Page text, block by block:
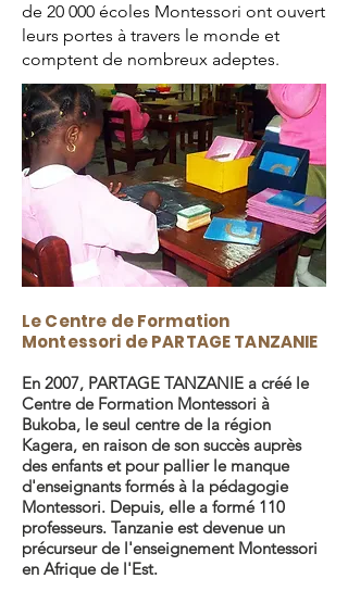
de 20 000 écoles Montessori ont ouvert
leurs portes à travers le monde et
comptent de nombreux adeptes.
Le Centre de Formation
Montessori de PARTAGE TANZANIE
En 2007, PARTAGE TANZANIE a créé le
Centre de Formation Montessori à
Bukoba, le seul centre de la région
Kagera, en raison de son succès auprès
des enfants et pour pallier le manque
d'enseignants formés à la pédagogie
Montessori. Depuis, elle a formé 110
professeurs. Tanzanie est devenue un
précurseur de l'enseignement Montessori
en Afrique de l'Est.